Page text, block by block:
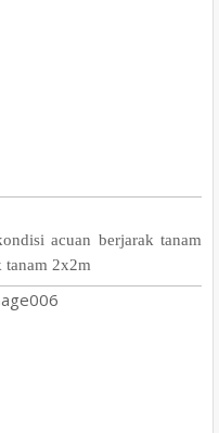
acuan berjarak tanam
tanam 2x2m